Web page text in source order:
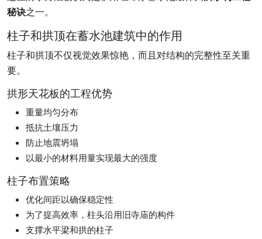
秘诀之一。
柱子和拱顶在蓄水池建筑中的作用
柱子和拱顶不仅视觉效果惊艳，而且对结构的完整性至关重
要。
拱形天花板的工程优势
重量均匀分布
抵抗土壤压力
防止地震坍塌
以最小的材料用量实现最大的强度
柱子布置策略
优化间距以确保稳定性
为了提高效率，柱头沿用旧寺庙的构件
支撑水平梁和拱的柱子